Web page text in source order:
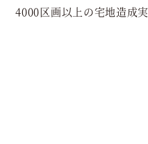
4000区画以上の宅地造成